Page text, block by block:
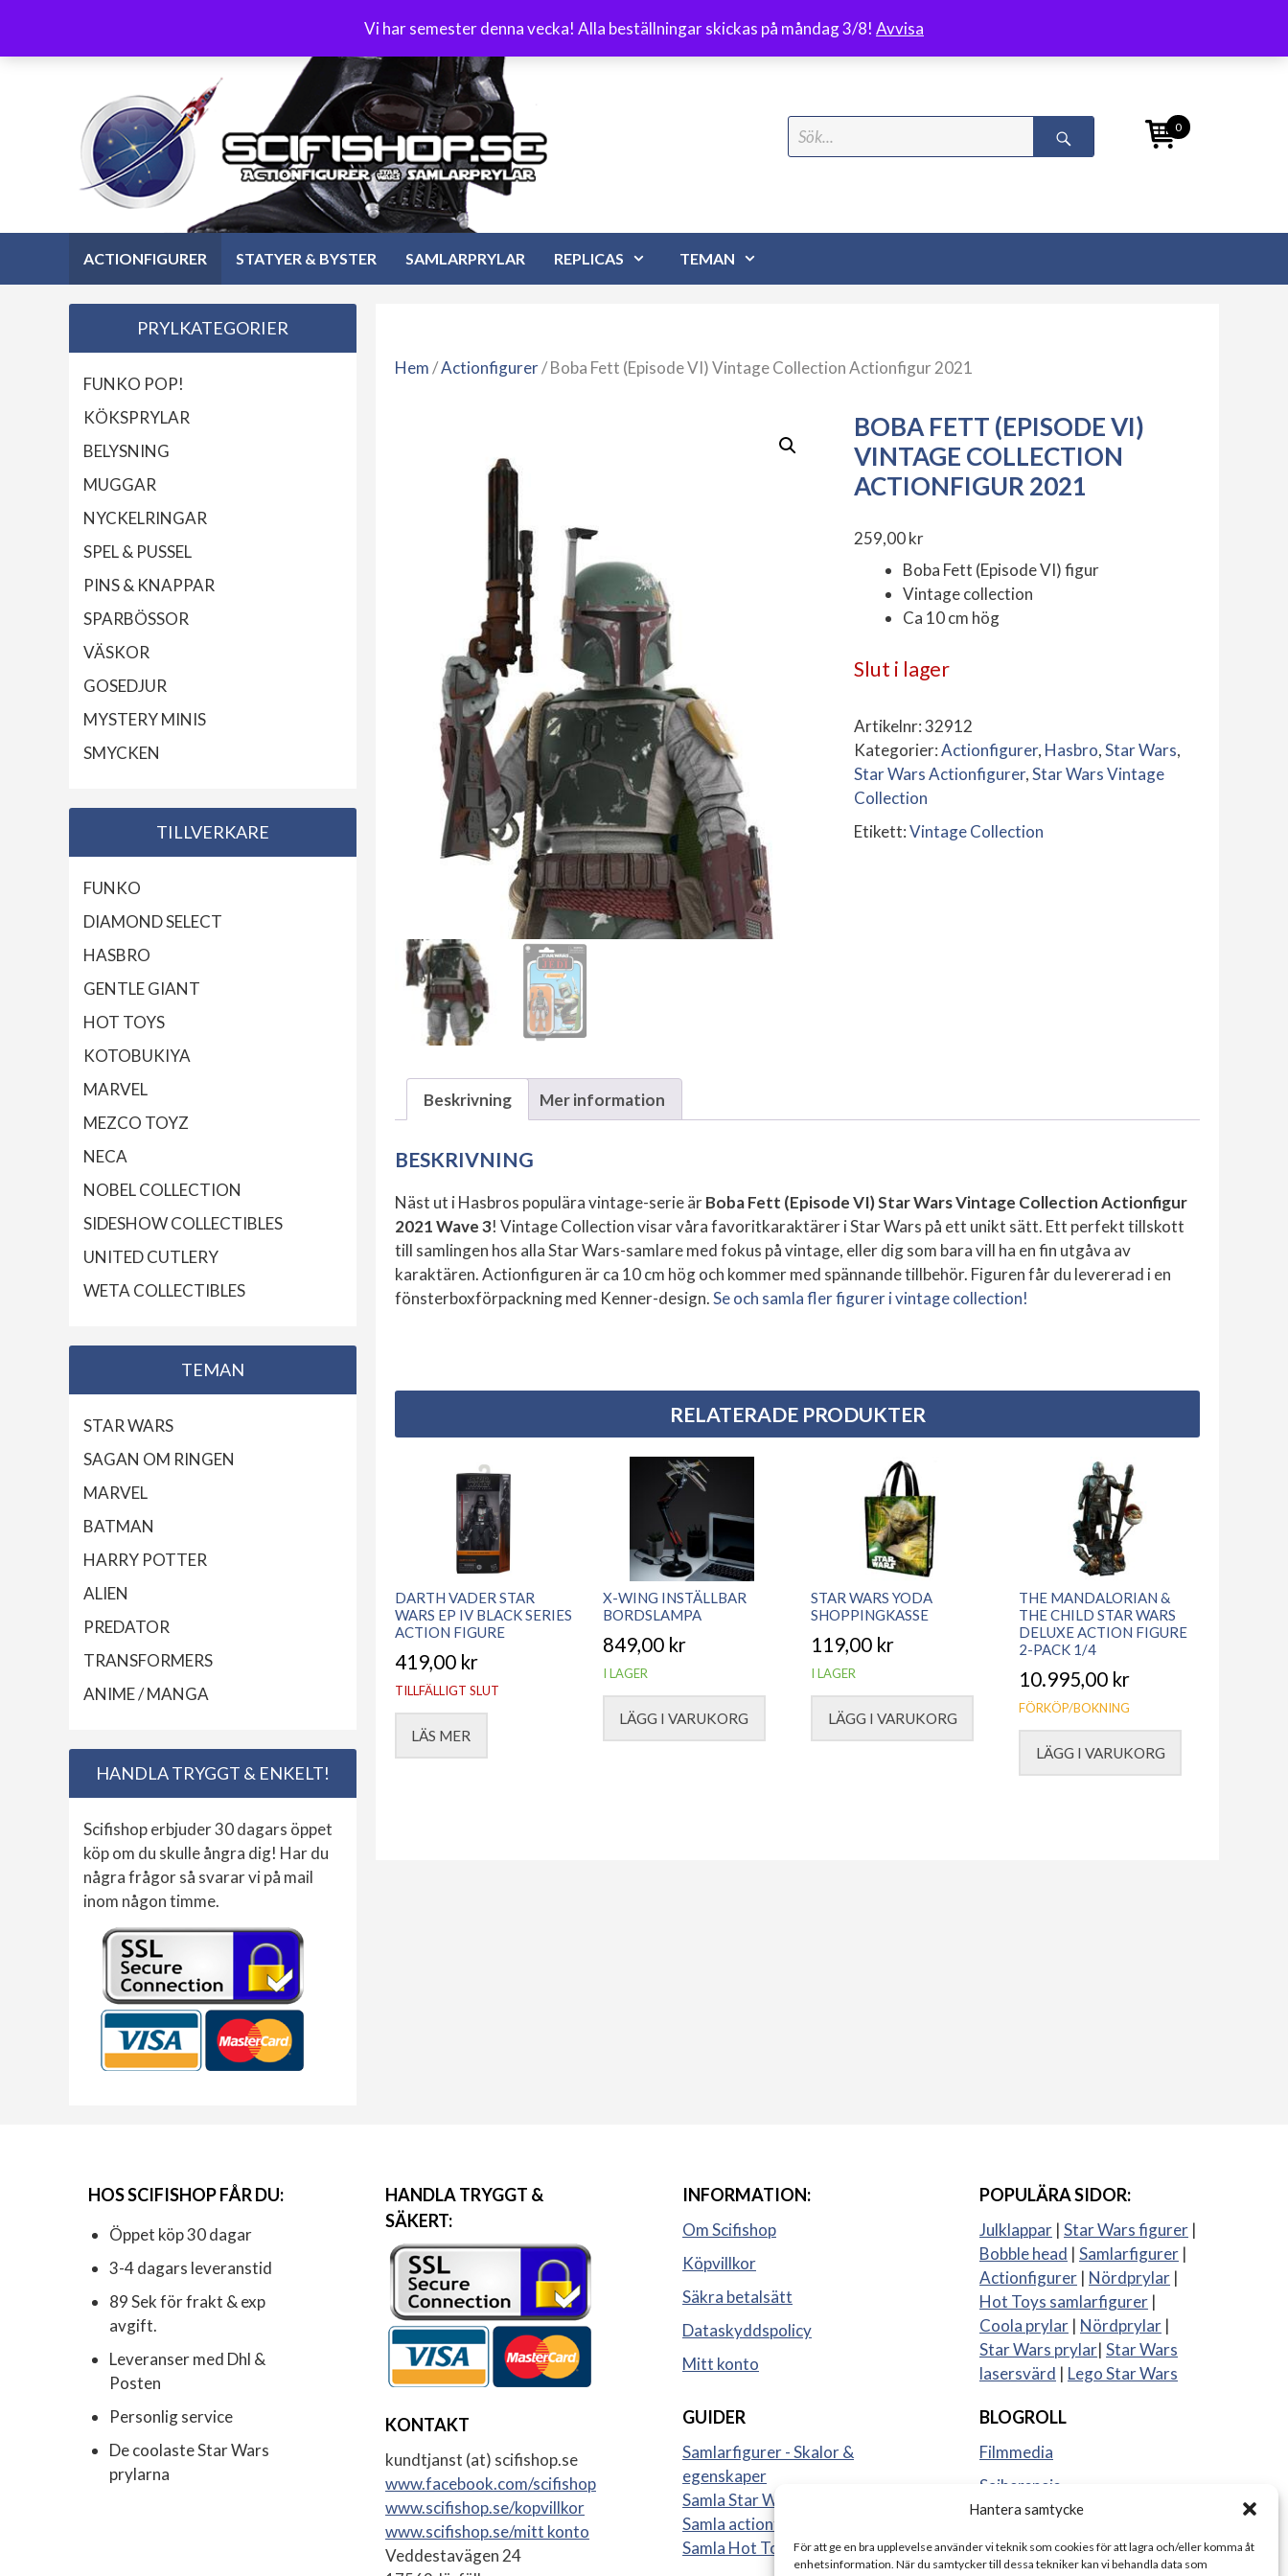
Hantera samtycke
För att ge en bra upplevelse använder vi teknik som cookies för att lagra och/eller komma åt
enhetsinformation. När du samtycker till dessa tekniker kan vi behandla data som
Vi har semester denna vecka! Alla beställningar skickas på måndag 3/8! Avvisa
innehåll
Öppet köp 30 dagar Frakt 89 kr
Search
for:
0
ACTIONFIGURER STATYER & BYSTER SAMLARPRYLAR REPLICAS TEMAN
Hem/Actionfigurer/ Boba Fett (Episode VI) Vintage Collection Actionfigur 2021
BOBA FETT (EPISODE VI)
VINTAGE COLLECTION
ACTIONFIGUR 2021
259,00kr
Boba Fett (Episode VI) figur
Vintage collection
Ca 10 cm hög
Slut i lager
Artikelnr:32912
Kategorier:Actionfigurer, Hasbro,Star Wars,
Star Wars Actionfigurer,Star Wars Vintage
Collection
Etikett:Vintage Collection
Beskrivning Mer information
BESKRIVNING
Näst ut i Hasbros populära vintage-serie ärBoba Fett (Episode VI) Star Wars Vintage Collection Actionfigur
2021 Wave 3! Vintage Collection visar våra favoritkaraktärer i Star Wars på ett unikt sätt. Ett perfekt tillskott
till samlingen hos alla Star Wars-samlare med fokus på vintage, eller dig som bara vill ha en fin utgåva av
karaktären. Actionfiguren är ca 10 cm hög och kommer med spännande tillbehör. Figuren får du levererad i en
fönsterboxförpackning med Kenner-design.Se och samla fler figurer i vintage collection!
RELATERADE PRODUKTER
DARTH VADER STAR
WARS EP IV BLACK SERIES
ACTION FIGURE
419,00 kr
TILLFÄLLIGT SLUT
LÄS MER
X-WING INSTÄLLBAR
BORDSLAMPA
849,00 kr
I LAGER
LÄGG I VARUKORG
STAR WARS YODA
SHOPPINGKASSE
119,00 kr
I LAGER
LÄGG I VARUKORG
THE MANDALORIAN &
THE CHILD STAR WARS
DELUXE ACTION FIGURE
2-PACK 1/4
10.995,00 kr
FÖRKÖP/BOKNING
LÄGG I VARUKORG
PRYLKATEGORIER
FUNKO POP!
KÖKSPRYLAR
BELYSNING
MUGGAR
NYCKELRINGAR
SPEL & PUSSEL
PINS & KNAPPAR
SPARBÖSSOR
VÄSKOR
GOSEDJUR
MYSTERY MINIS
SMYCKEN
TILLVERKARE
FUNKO
DIAMOND SELECT
HASBRO
GENTLE GIANT
HOT TOYS
KOTOBUKIYA
MARVEL
MEZCO TOYZ
NECA
NOBEL COLLECTION
SIDESHOW COLLECTIBLES
UNITED CUTLERY
WETA COLLECTIBLES
TEMAN
STAR WARS
SAGAN OM RINGEN
MARVEL
BATMAN
HARRY POTTER
ALIEN
PREDATOR
TRANSFORMERS
ANIME / MANGA
HANDLA TRYGGT & ENKELT!
Scifishop erbjuder 30 dagars öppet
köp om du skulle ångra dig! Har du
några frågor så svarar vi på mail
inom någon timme.
HOS SCIFISHOP FÅR DU:
Öppet köp 30 dagar
3-4 dagars leveranstid
89 Sek för frakt & exp
avgift.
Leveranser med Dhl &
Posten
Personlig service
De coolaste Star Wars
prylarna
HANDLA TRYGGT &
SÄKERT:
KONTAKT
kundtjanst (at) scifishop.se
www.facebook.com/scifishop
www.scifishop.se/kopvillkor
www.scifishop.se/mitt konto
Veddestavägen 24
INFORMATION:
Om Scifishop
Köpvillkor
Säkra betalsätt
Dataskyddspolicy
Mitt konto
GUIDER
Samlarfigurer - Skalor &
egenskaper
Samla Star Wars figurer
Samla actionfigurer
Samla Hot Toys
POPULÄRA SIDOR:
Julklappar | Star Wars figurer |
Bobble head | Samlarfigurer |
Actionfigurer | Nördprylar |
Hot Toys samlarfigurer |
Coola prylar | Nördprylar |
Star Wars prylar| Star Wars
lasersvärd | Lego Star Wars
BLOGROLL
Filmmedia
Sajberspejs
Strange things